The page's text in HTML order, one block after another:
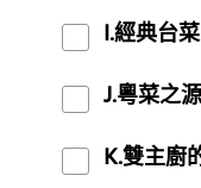
I.經典台菜
J.粵菜之
K.雙主廚